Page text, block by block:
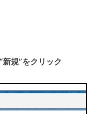
規”をクリック